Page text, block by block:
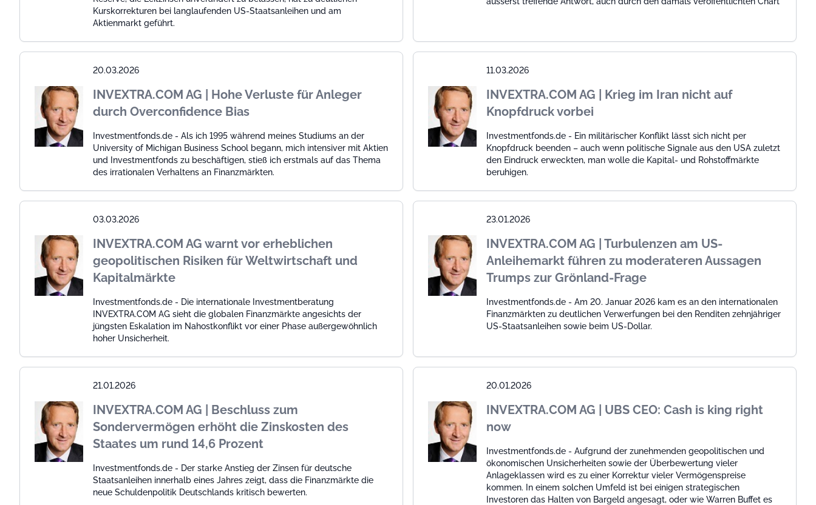
Kurskorrekturen bei langlaufenden US-Staatsanleihen und am
Aktienmarkt geführt.
20.03.2026
INVEXTRA.COM AG | Hohe Verluste für Anleger
durch Overconfidence Bias
Investmentfonds.de - Als ich 1995 während meines Studiums an der
University of Michigan Business School begann, mich intensiver mit Aktien
und Investmentfonds zu beschäftigen, stieß ich erstmals auf das Thema
des irrationalen Verhaltens an Finanzmärkten.
11.03.2026
INVEXTRA.COM AG | Krieg im Iran nicht auf
Knopfdruck vorbei
Investmentfonds.de - Ein militärischer Konflikt lässt sich nicht per
Knopfdruck beenden – auch wenn politische Signale aus den USA zuletzt
den Eindruck erweckten, man wolle die Kapital- und Rohstoffmärkte
beruhigen.
03.03.2026
INVEXTRA.COM AG warnt vor erheblichen
geopolitischen Risiken für Weltwirtschaft und
Kapitalmärkte
Investmentfonds.de - Die internationale Investmentberatung
INVEXTRA.COM AG sieht die globalen Finanzmärkte angesichts der
jüngsten Eskalation im Nahostkonflikt vor einer Phase außergewöhnlich
hoher Unsicherheit.
23.01.2026
INVEXTRA.COM AG | Turbulenzen am US-
Anleihemarkt führen zu moderateren Aussagen
Trumps zur Grönland-Frage
Investmentfonds.de - Am 20. Januar 2026 kam es an den internationalen
Finanzmärkten zu deutlichen Verwerfungen bei den Renditen zehnjähriger
US-Staatsanleihen sowie beim US-Dollar.
21.01.2026
INVEXTRA.COM AG | Beschluss zum
Sondervermögen erhöht die Zinskosten des
Staates um rund 14,6 Prozent
Investmentfonds.de - Der starke Anstieg der Zinsen für deutsche
Staatsanleihen innerhalb eines Jahres zeigt, dass die Finanzmärkte die
neue Schuldenpolitik Deutschlands kritisch bewerten.
20.01.2026
INVEXTRA.COM AG | UBS CEO: Cash is king right
now
Investmentfonds.de - Aufgrund der zunehmenden geopolitischen und
ökonomischen Unsicherheiten sowie der Überbewertung vieler
Anlageklassen wird es zu einer Korrektur vieler Vermögenspreise
kommen. In einem solchen Umfeld ist bei einigen strategischen
Investoren das Halten von Bargeld angesagt, oder wie Warren Buffet es